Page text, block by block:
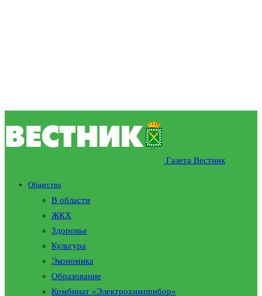
Газета Вестник
Общество
В области
ЖКХ
Здоровье
Культура
Экономика
Образование
Комбинат «Электрохимприбор»